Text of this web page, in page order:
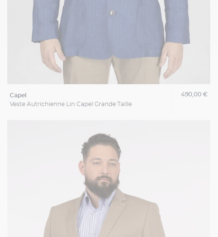
capel
Veste Autrichienne Lin Capel Grande Taille
490,00 €